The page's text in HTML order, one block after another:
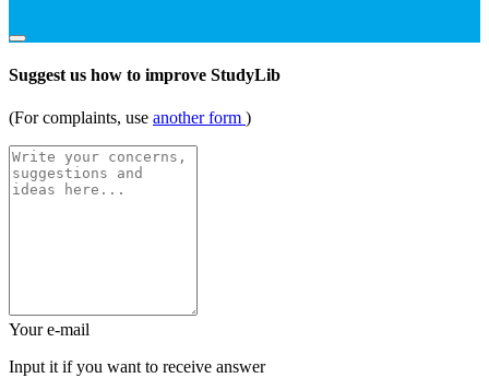
Suggest us how to improve StudyLib
(For complaints, use another form )
Your e-mail
Input it if you want to receive answer